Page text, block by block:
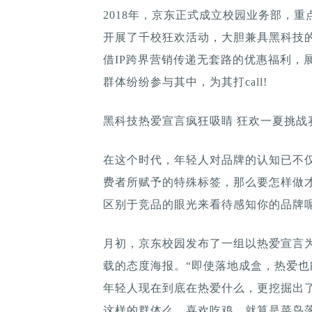
​2018年，京东正式成立校园业务部，
开展了千校狂欢活动，大胆兼具黑科技
借IP跨界营销传递无套路的优惠福利，
群体纷纷参与其中，为其打call!
黑科技热爱宣言疯狂吸睛 狂欢一夏挑战
在这个时代，年轻人对品牌的认知已不
费者所赋予的特殊标签，那么要怎样做
区别于竞品的眼光来看待感知你的品牌
月初，京东校园发布了一组以热爱宣
载的态度海报。“即使落地成盒，热爱
年轻人现在到底在热爱什么，更挖掘出